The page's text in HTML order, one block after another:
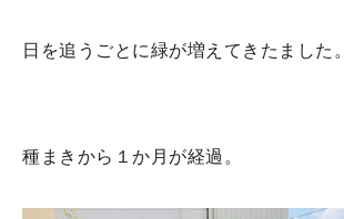
日を追うごとに緑が増えてきたました。
種まきから１か月が経過。